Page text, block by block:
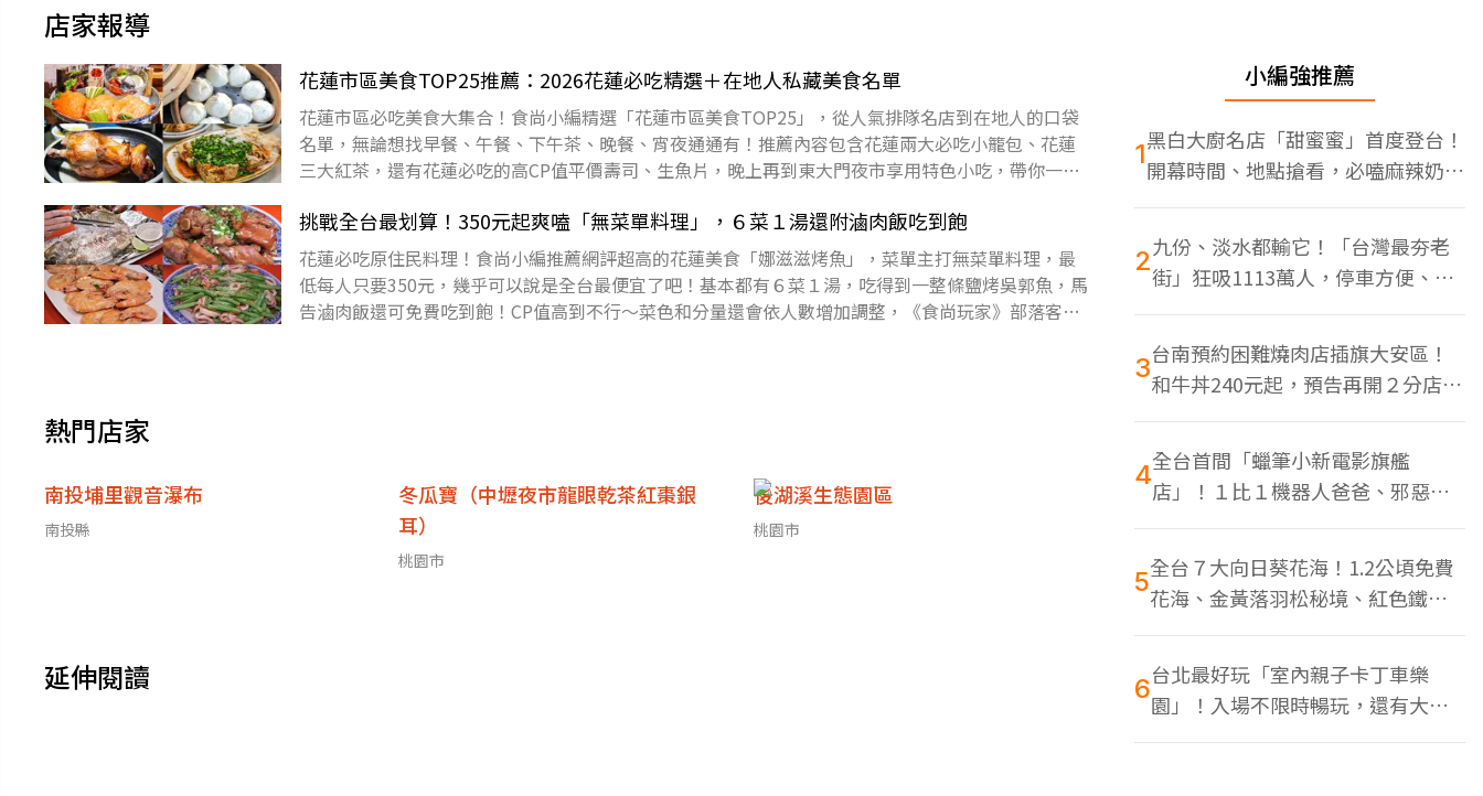
店家報導
花蓮市區美食TOP25推薦：2026花蓮必吃精選＋在地人私藏美食名單
花蓮市區必吃美食大集合！食尚小編精選「花蓮市區美食TOP25」，從人氣排隊名店到在地人的口袋
名單，無論想找早餐、午餐、下午茶、晚餐、宵夜通通有！推薦內容包含花蓮兩大必吃小籠包、花蓮
三大紅茶，還有花蓮必吃的高CP值平價壽司、生魚片，晚上再到東大門夜市享用特色小吃，帶你一次
挑戰全台最划算！350元起爽嗑「無菜單料理」，６菜１湯還附滷肉飯吃到飽
花蓮必吃原住民料理！食尚小編推薦網評超高的花蓮美食「娜滋滋烤魚」，菜單主打無菜單料理，最
低每人只要350元，幾乎可以說是全台最便宜了吧！基本都有６菜１湯，吃得到一整條鹽烤吳郭魚，馬
告滷肉飯還可免費吃到飽！CP值高到不行～菜色和分量還會依人數增加調整，《食尚玩家》部落客一
熱門店家
南投埔里觀音瀑布
南投縣
冬瓜寶（中壢夜市龍眼乾茶紅棗銀
耳）
桃園市
後湖溪生態園區
桃園市
延伸閱讀
小編強推薦
1黑白大廚名店「甜蜜蜜」首度登台！
開幕時間、地點搶看，必嗑麻辣奶油
蝦
2九份、淡水都輸它！「台灣最夯老
街」狂吸1113萬人，停車方便、特
色美食多
3台南預約困難燒肉店插旗大安區！
和牛丼240元起，預告再開２分店、
地點曝光
4全台首間「蠟筆小新電影旗艦
店」！１比１機器人爸爸、邪惡正
男，百款周邊買翻
5全台７大向日葵花海！1.2公頃免費
花海、金黃落羽松秘境、紅色鐵橋
同框
6台北最好玩「室內親子卡丁車樂
園」！入場不限時暢玩，還有大螢
幕Switch遊戲區